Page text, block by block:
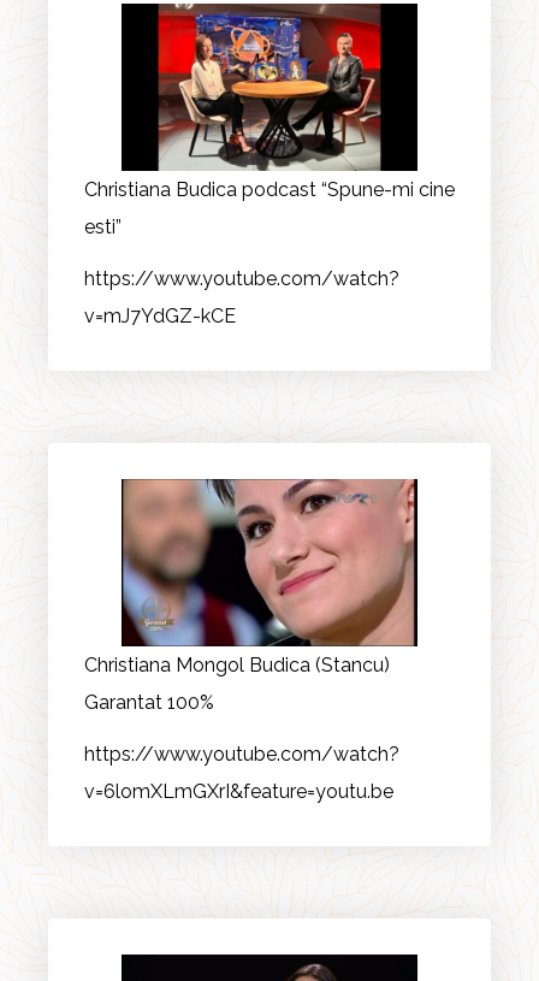
Christiana Budica podcast “Spune-mi cine
esti”
https://www.youtube.com/watch?
v=mJ7YdGZ-kCE
Christiana Mongol Budica (Stancu)
Garantat 100%
https://www.youtube.com/watch?
v=6lomXLmGXrI&feature=youtu.be